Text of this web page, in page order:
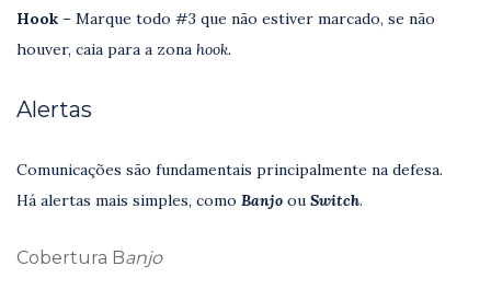
Hook – Marque todo #3 que não estiver marcado, se não
houver, caia para a zona hook.
Alertas
Comunicações são fundamentais principalmente na defesa.
Há alertas mais simples, como Banjo ou Switch.
Cobertura Banjo